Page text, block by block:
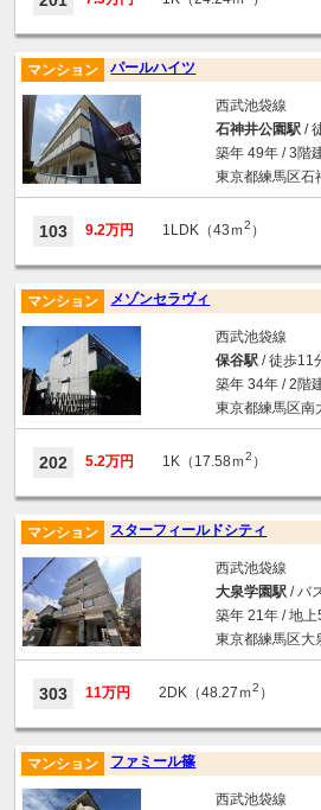
パールハイツ
マンション
西武池袋線
石神井公園駅/
築年 49年 / 3階
東京都練馬区石
103 9.2万円 1LDK（43ｍ2 ）
メゾンセラヴィ
マンション
西武池袋線
保谷駅/ 徒歩11
築年 34年 / 2階
東京都練馬区南
202 5.2万円 1K（17.58ｍ2 ）
スターフィールドシティ
マンション
西武池袋線
大泉学園駅/ バ
築年 21年 / 地
東京都練馬区大
303 11万円 2DK（48.27ｍ2 ）
ファミール篠
マンション
西武池袋線